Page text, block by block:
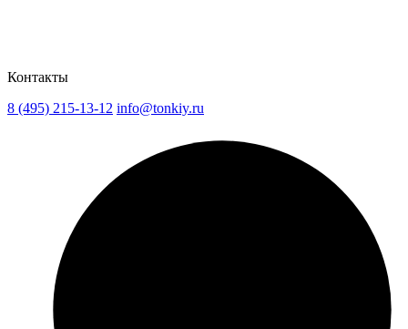
Контакты
8 (495) 215-13-12 info@tonkiy.ru